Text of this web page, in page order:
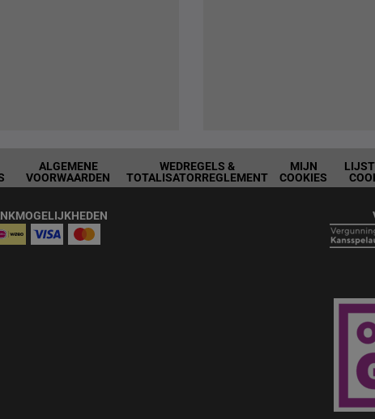
ALGEMENE
VOORWAARDEN
WEDREGELS &
TOTALISATORREGLEMENT
MIJN
COOKIES